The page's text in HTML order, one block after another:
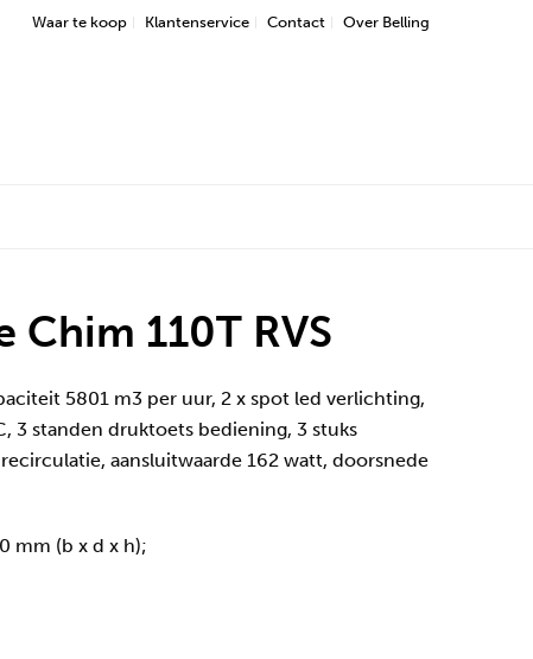
Waar te koop Klantenservice Contact Over Belling
Chim 110T RVS
5801 m3 per uur, 2 x spot led verlichting,
3 standen druktoets bediening, 3 stuks
aansluitwaarde 162 watt, doorsnede
mm (b x d x h);